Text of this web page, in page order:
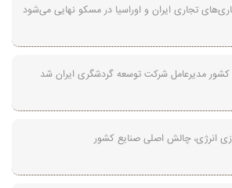
تجاری ایران و اوراسیا در مسکو نهایی می‌شود
کشور مدیرعامل شرکت توسعه گردشگری ایران شد
انرژی، چالش اصلی صنایع کشور